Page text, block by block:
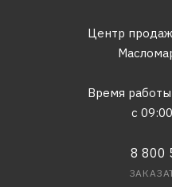
Центр
Время
с
8 800